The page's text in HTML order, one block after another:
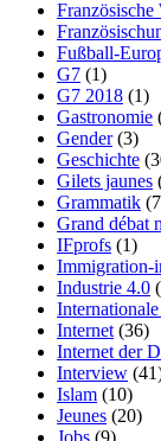
Französische
Fußball-
G7 (1)
G7 2018 (1)
Gastronomie
Gender(3)
Geschichte
Gilets jaunes
Grammatik
Grand débat
IFprofs (1)
Immigration-
Industrie 4.0
Internet (36)
Internet der
Interview
Islam (10)
Jeunes (20)